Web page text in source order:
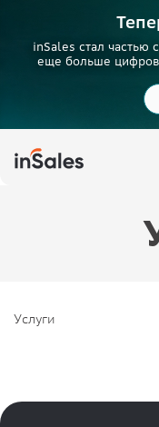
inSales стал частью
еще больше
Услуги